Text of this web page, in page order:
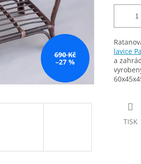
690 Kč
–27 %
lavice
a
TISK